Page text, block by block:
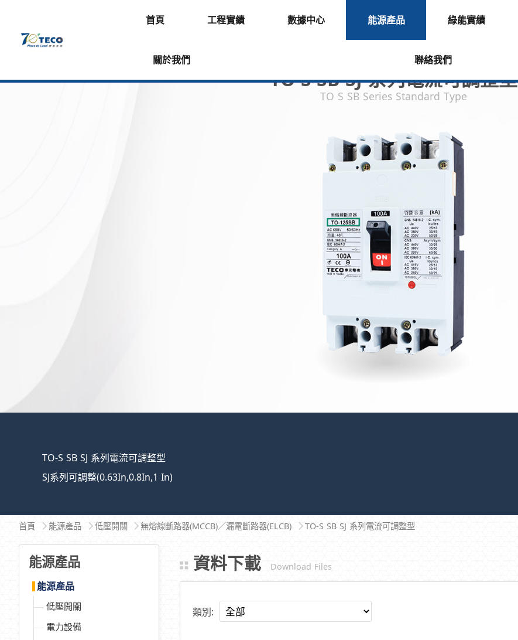
首頁 工程實績 數據中心 能源產品 綠能實績
關於我們 聯絡我們
TO-S SB SJ 系列電流可調整型
TO S SB Series Standard Type
TO-S SB SJ 系列電流可調整型
SJ系列可調整(0.63In,0.8In,1 In)
首頁 能源產品 低壓開關 無熔線斷路器(MCCB)／漏電斷路器(ELCB) TO-S SB SJ 系列電流可調整型
能源產品
能源產品
低壓開關
電力設備
資料下載 Download Files
類別: